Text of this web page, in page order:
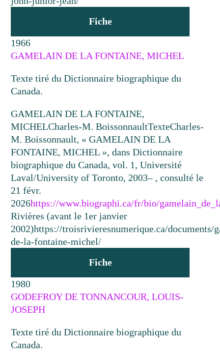
Fiche
1966
GAMELAIN DE LA FONTAINE, MICHEL
Texte tiré du Dictionnaire biographique du
Canada.
GAMELAIN DE LA FONTAINE,
MICHELCharles-M. BoissonnaultTexteCharles-
M. Boissonnault, « GAMELAIN DE LA
FONTAINE, MICHEL », dans Dictionnaire
biographique du Canada, vol. 1, Université
Laval/University of Toronto, 2003– , consulté le
21 févr.
2026https://www.biographi.ca/fr/bio/
Rivières (avant le 1er janvier
2002)https://troisrivieresnumerique.ca/documents/
de-la-fontaine-michel/
Fiche
1980
GODEFROY DE TONNANCOUR, LOUIS-
JOSEPH
Texte tiré du Dictionnaire biographique du
Canada.